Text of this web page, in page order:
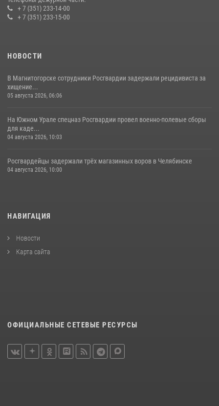
+ 7 (351) 233-14-00
+ 7 (351) 233-15-00
НОВОСТИ
В Магнитогорске сотрудники Росгвардии задержали рецидивиста за
хищение...
05 августа 2026, 06:06
На Южном Урале спецназ Росгвардии провел военно-полевые сборы
для каде...
04 августа 2026, 10:03
Росгвардейцы задержали трёх магазинных воров в Челябинске
04 августа 2026, 10:00
НАВИГАЦИЯ
Новости
Карта сайта
ОФИЦИАЛЬНЫЕ СЕТЕВЫЕ РЕСУРСЫ